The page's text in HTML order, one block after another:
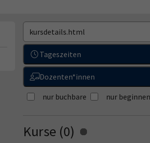
Tageszeiten
Dozenten*innen
nur buchbare nur
Kurse (0) Loading...